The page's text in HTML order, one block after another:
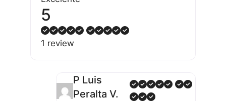
5
1 review
P Luis
Peralta V.